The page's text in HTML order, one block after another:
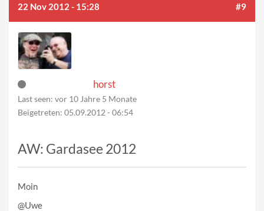
22 Nov 2012 - 15:28 #9
horst
Last seen: vor 10 Jahre 5 Monate
Beigetreten: 05.09.2012 - 06:54
AW: Gardasee 2012
Moin
@Uwe